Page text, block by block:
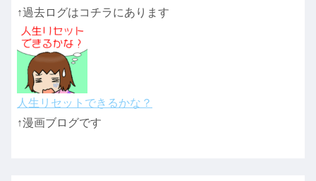
↑過去ログはコチラにあります
人生リセットできるかな？
↑漫画ブログです